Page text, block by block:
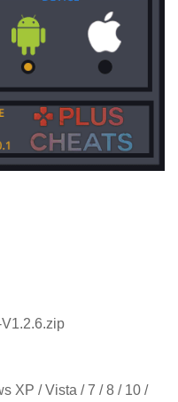
zip
XP / Vista / 7 / 8 / 10 /